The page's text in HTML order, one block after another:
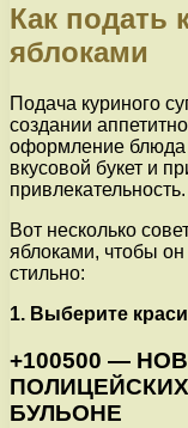
Как подать
яблоками
Подача куриного
создании
оформление блюда
вкусовой букет и
привлекательность.
Вот несколько
яблоками, чтобы он
стильно:
1. Выберите
+100500 —
БУЛЬОНЕ